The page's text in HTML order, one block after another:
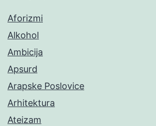
Aforizmi
Alkohol
Ambicija
Apsurd
Arapske Poslovice
Arhitektura
Ateizam